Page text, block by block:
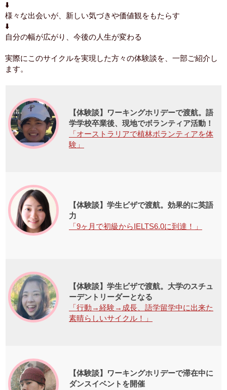
⬇️
様々な出会いが、新しい気づきや価値観をもたらす
⬇️
自分の幅が広がり、今後の人生が変わる
実際にこのサイクルを実現した方々の体験談を、一部ご紹介し
ます。
【体験談】ワーキングホリデーで渡航。語
学学校卒業後、現地でボランティア活動！
「オーストラリアで植林ボランティアを体
験」
【体験談】学生ビザで渡航。効果的に英語
力
「9ヶ月で初級からIELTS6.0に到達！」
【体験談】学生ビザで渡航。大学のスチュ
ーデントリーダーとなる
「行動→経験→成長、語学留学中に出来た
素晴らしいサイクル！」
【体験談】ワーキングホリデーで滞在中に
ダンスイベントを開催